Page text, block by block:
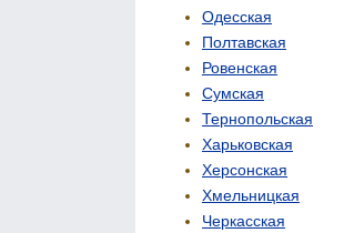
Одесская
Полтавская
Ровенская
Сумская
Тернопольская
Харьковская
Херсонская
Хмельницкая
Черкасская